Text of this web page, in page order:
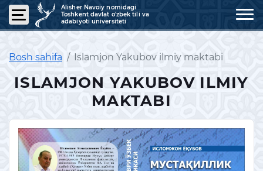
Alisher Navoiy nomidagi
Toshkent davlat o'zbek tili va
adabiyoti universiteti
Bosh sahifa Islamjon Yakubov ilmiy maktabi
ISLAMJON YAKUBOV ILMIY
MAKTABI